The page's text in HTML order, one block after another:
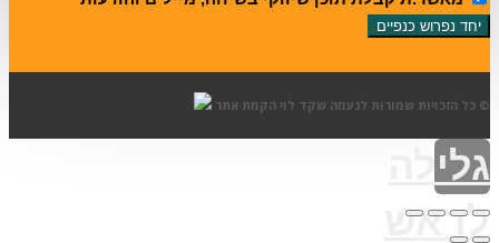
יחד נפרוש כנפיים
כל הזכויות שמורות לנעמה שקד לוי הקמת אתר